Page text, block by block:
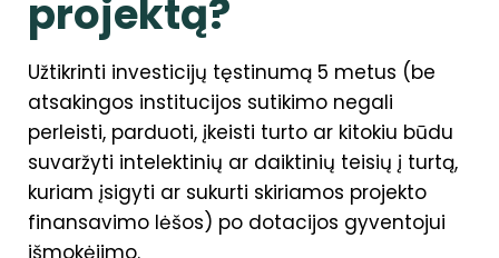
projektą?
Užtikrinti investicijų tęstinumą 5 metus (be
atsakingos institucijos sutikimo negali
perleisti, parduoti, įkeisti turto ar kitokiu būdu
suvaržyti intelektinių ar daiktinių teisių į turtą,
kuriam įsigyti ar sukurti skiriamos projekto
finansavimo lėšos) po dotacijos gyventojui
išmokėjimo.